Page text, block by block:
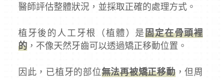
醫師評估整體狀況，並採取正確的處理方式。
植牙後的人工牙根（植體）是固定在骨頭裡
的，不像天然牙齒可以透過矯正移動位置。
因此，已植牙的部位無法再被矯正移動，但周